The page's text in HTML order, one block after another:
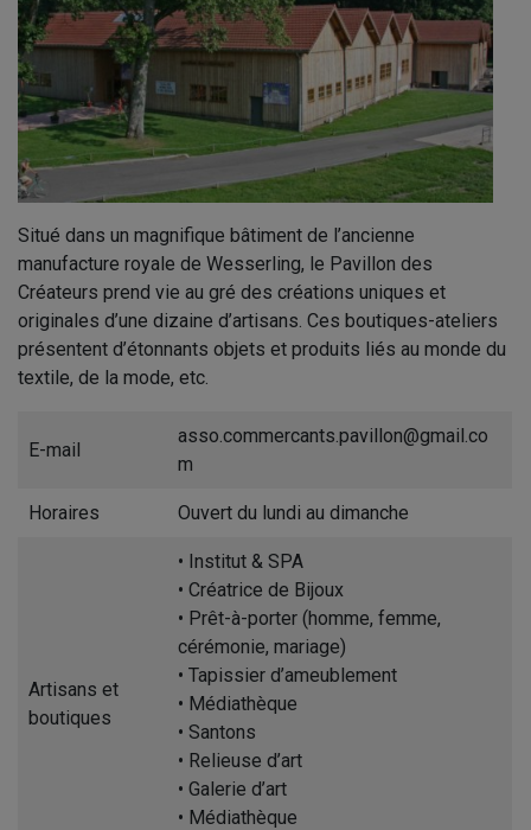
Situé dans un magnifique bâtiment de l’ancienne
manufacture royale de Wesserling, le Pavillon des
Créateurs prend vie au gré des créations uniques et
originales d’une dizaine d’artisans. Ces boutiques-ateliers
présentent d’étonnants objets et produits liés au monde du
textile, de la mode, etc.
E-mail
asso.commercants.pavillon@gmail.co
m
Horaires Ouvert du lundi au dimanche
Artisans et
boutiques
• Institut & SPA
• Créatrice de Bijoux
• Prêt-à-porter (homme, femme,
cérémonie, mariage)
• Tapissier d’ameublement
• Médiathèque
• Santons
• Relieuse d’art
• Galerie d’art
• Médiathèque